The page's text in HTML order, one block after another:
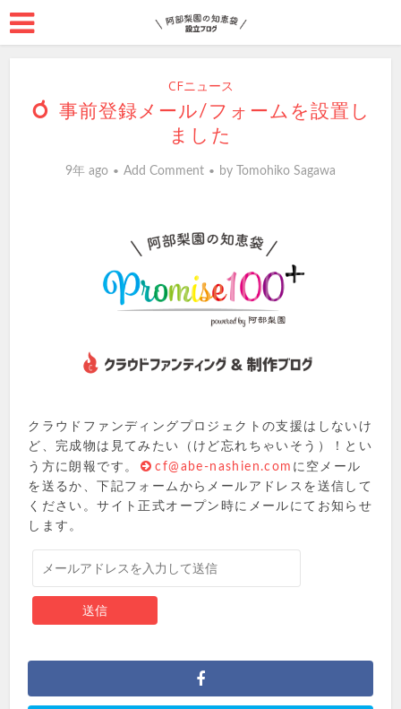
CFニュース
事前登録メール/フォームを設置し
ました
9年 ago Add Comment by Tomohiko Sagawa
クラウドファンディングプロジェクトの支援はしないけ
ど、完成物は見てみたい（けど忘れちゃいそう）！とい
う方に朗報です。
cf@abe-nashien.com に空メール
を送るか、下記フォームからメールアドレスを送信して
ください。サイト正式オープン時にメールにてお知らせ
します。